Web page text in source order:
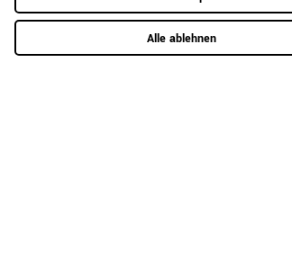
Alle ablehnen